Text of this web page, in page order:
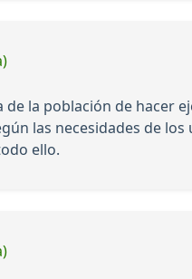
la población de
las necesidades de
ello.